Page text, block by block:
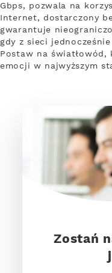
Gbps, pozwala na
Internet, dostarczony
gwarantuje
gdy z sieci
Postaw na
emocji w najwyższym
Zostań